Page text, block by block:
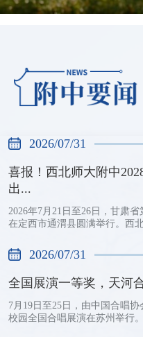
全国展演一等奖
2026/07/31
2026/07/31
喜报！西北师大附中
出...
2026年7月21日至26日，甘肃
在定西市通渭县圆满举行。西
2026/07/31
全国展演一等奖，天河
7月19日至25日，由中国合唱
校园全国合唱展演在苏州举行